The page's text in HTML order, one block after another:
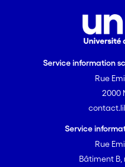
Service information
Rue
2000
Service
Rue
Bâtiment B,